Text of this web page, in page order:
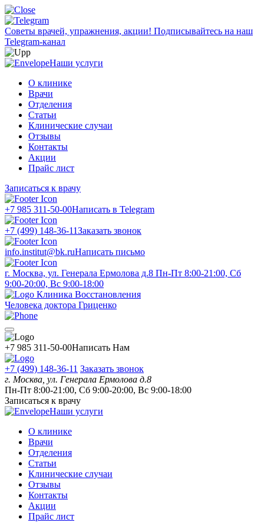
Советы врачей, упражнения, акции! Подписывайтесь на наш
Telegram-канал
Наши услуги
О клинике
Врачи
Отделения
Статьи
Клинические случаи
Отзывы
Контакты
Акции
Прайс лист
Записаться к врачу
+7 985 311-50-00Написать в Telegram
+7 (499) 148-36-11Заказать звонок
info.institut@bk.ruНаписать письмо
г. Москва, ул. Генерала Ермолова д.8 Пн-Пт 8:00-21:00, Сб
9:00-20:00, Вс 9:00-18:00
Клиника Восстановления
Человека доктора Гриценко
+7 985 311-50-00Написать Нам
+7 (499) 148-36-11 Заказать звонок
г. Москва, ул. Генерала Ермолова д.8
Пн-Пт 8:00-21:00, Сб 9:00-20:00, Вс 9:00-18:00
Записаться к врачу
Наши услуги
О клинике
Врачи
Отделения
Статьи
Клинические случаи
Отзывы
Контакты
Акции
Прайс лист